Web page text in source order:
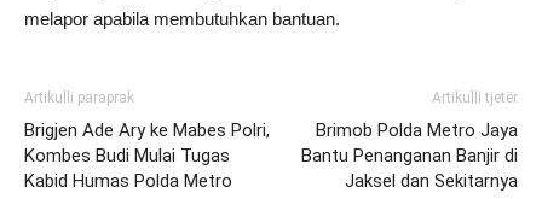
melapor apabila membutuhkan bantuan.
Artikulli paraprak
Brigjen Ade Ary ke Mabes Polri,
Kombes Budi Mulai Tugas
Kabid Humas Polda Metro
Artikulli tjetër
Brimob Polda Metro Jaya
Bantu Penanganan Banjir di
Jaksel dan Sekitarnya